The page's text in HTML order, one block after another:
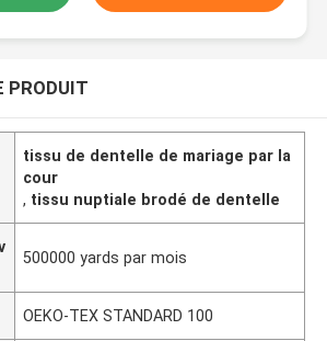
PRODUIT
tissu de dentelle de mariage par la
cour
, tissu nuptiale brodé de dentelle
500000 yards par mois
OEKO-TEX STANDARD 100